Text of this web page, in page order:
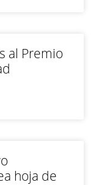
al Premio
hoja de